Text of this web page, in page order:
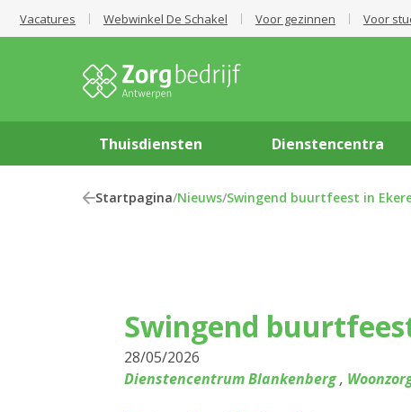
Vacatures Webwinkel De Schakel Voor gezinnen Voor
Thuisdiensten Dienstencentra
Startpagina/Nieuws/Swingend buurtfeest in
Swingend
28/05/2026
Dienstencentrum Blankenberg,